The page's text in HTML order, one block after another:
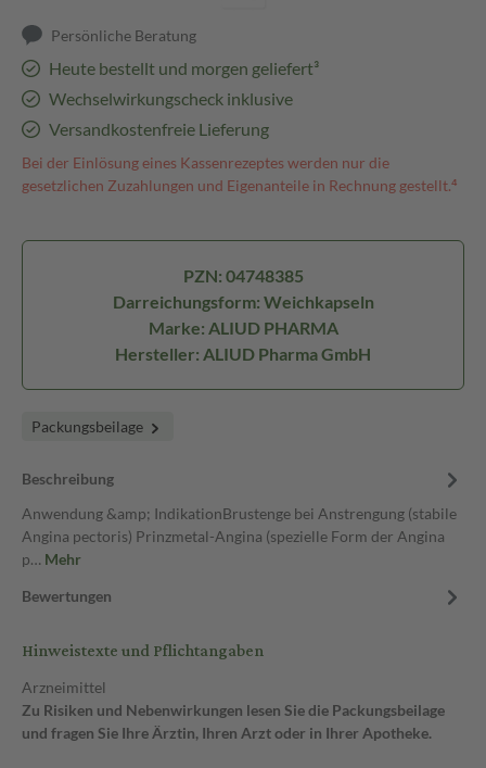
Persönliche Beratung
Heute bestellt und morgen geliefert³
Wechselwirkungscheck inklusive
Versandkostenfreie Lieferung
Bei der Einlösung eines Kassenrezeptes werden nur die
gesetzlichen Zuzahlungen und Eigenanteile in Rechnung gestellt.⁴
PZN: 04748385
Darreichungsform: Weichkapseln
Marke: ALIUD PHARMA
Hersteller: ALIUD Pharma GmbH
Packungsbeilage
Beschreibung
Anwendung &amp; IndikationBrustenge bei Anstrengung (stabile
Angina pectoris) Prinzmetal-Angina (spezielle Form der Angina
p… Mehr
Bewertungen
Hinweistexte und Pflichtangaben
Arzneimittel
Zu Risiken und Nebenwirkungen lesen Sie die Packungsbeilage
und fragen Sie Ihre Ärztin, Ihren Arzt oder in Ihrer Apotheke.